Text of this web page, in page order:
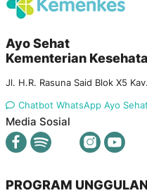
Ayo Sehat
Kementerian
Jl. H.R. Rasuna Said Blok X5
Chatbot WhatsApp Ayo Sehat
Media Sosial
PROGRAM